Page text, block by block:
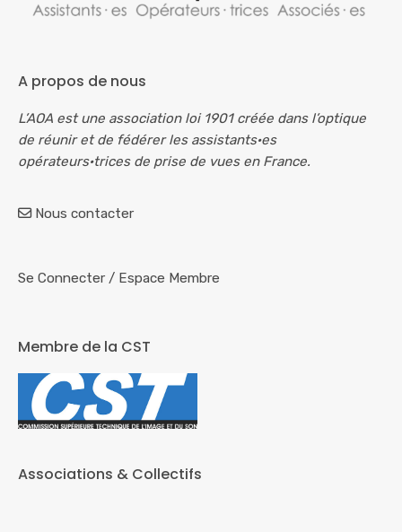
A propos de nous
L’AOA est une association loi 1901 créée dans l’optique
de réunir et de fédérer les assistants·es
opérateurs·trices de prise de vues en France.
Nous contacter
Se Connecter / Espace Membre
Membre de la CST
Associations & Collectifs